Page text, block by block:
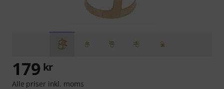
179 kr
Alle priser inkl. moms